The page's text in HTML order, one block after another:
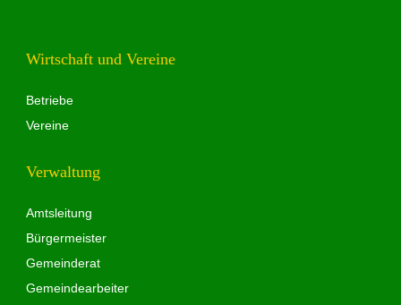
Wirtschaft und Vereine
Betriebe
Vereine
Verwaltung
Amtsleitung
Bürgermeister
Gemeinderat
Gemeindearbeiter